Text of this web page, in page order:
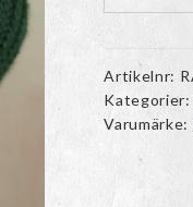
Artikelnr:
Kategorier:
Varumärke: